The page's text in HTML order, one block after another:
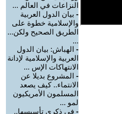
النزاعات في العالم ...
- بيان الدول العربية
والإسلامية خطوة على
الطريق الصحيح ولكن...
...
- الهباش: بيان الدول
العربية والإسلامية لإدانة
الانتهاكات الإس ...
- المشروع بديلا عن
الانتماء.. كيف يصعد
المسلمون الأمريكيون
لمو ...
- في ذكرى تأسيسها..